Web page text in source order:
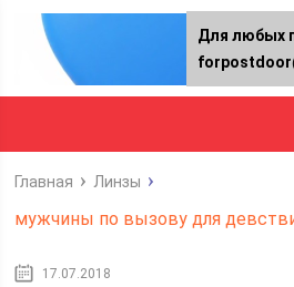
Главная Линзы
мужчины по вызову для
17.07.2018
Для любых